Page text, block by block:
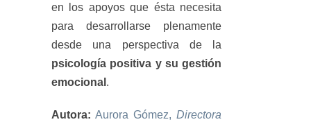
en los apoyos que ésta necesita
para desarrollarse plenamente
desde una perspectiva de la
psicología positiva y su gestión
emocional .
Autora: Aurora Gómez, Directora